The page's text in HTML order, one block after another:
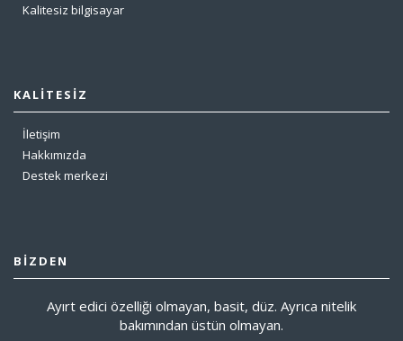
Kalitesiz bilgisayar
KALITESIZ
İletişim
Hakkımızda
Destek merkezi
BIZDEN
Ayırt edici özelliği olmayan, basit, düz. Ayrıca nitelik
bakımından üstün olmayan.